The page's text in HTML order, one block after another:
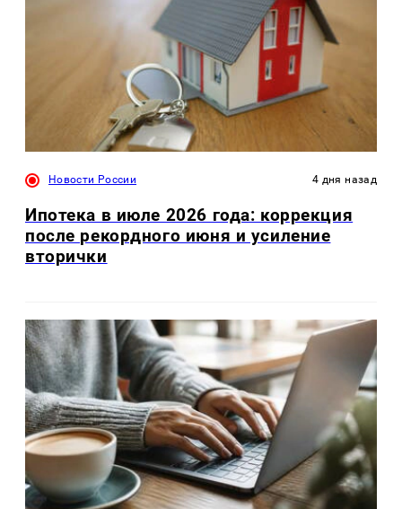
Новости России 4 дня назад
Ипотека в июле 2026 года: коррекция
после рекордного июня и усиление
вторички